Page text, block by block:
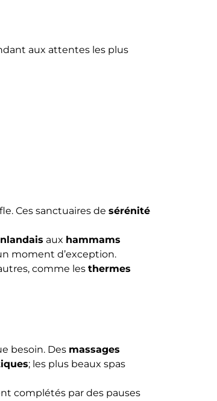
aux attentes les plus
Ces sanctuaires de sérénité
aux hammams
moment d’exception.
comme les thermes
besoin. Des massages
; les plus beaux spas
complétés par des pauses